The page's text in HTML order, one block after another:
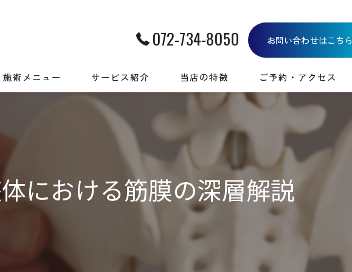
072-734-8050 お問い合わせはこちら
施術メニュー
身体を整える
サービス紹介 当店の特徴
肩こり
慢性痛
疲労
ご予約・アクセス
における筋膜の深層解説